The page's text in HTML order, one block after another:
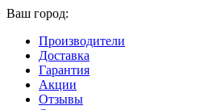
Ваш город:
Производители
Доставка
Гарантия
Акции
Отзывы